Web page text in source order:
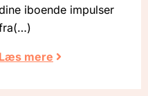
iboende impulser
Læs mere